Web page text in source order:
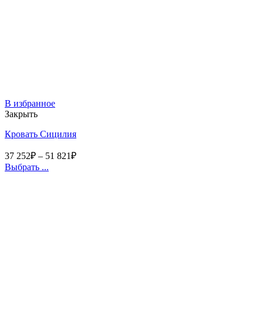
В избранное
Закрыть
Кровать Сицилия
37 252₽ – 51 821₽
Выбрать ...